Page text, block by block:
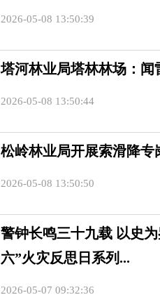
2026-05-08 13:50:39
塔河林业局塔林林场：
2026-05-08 13:50:44
松岭林业局开展索滑降
2026-05-08 13:50:50
警钟长鸣三十九载 以史
六”火灾反思日系列...
2026-05-07 09:32:36